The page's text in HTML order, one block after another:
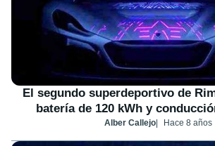
El segundo superdeportivo de
batería de 120 kWh y
Alber Callejo Hace 8 años